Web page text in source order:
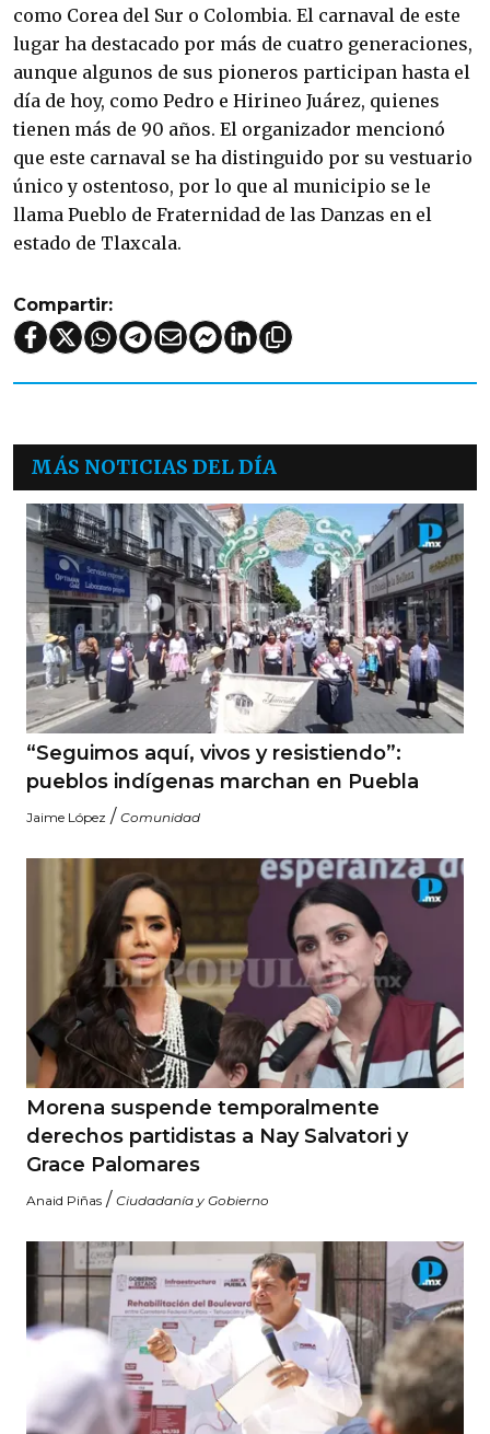
como Corea del Sur o Colombia. El carnaval de este
lugar ha destacado por más de cuatro generaciones,
aunque algunos de sus pioneros participan hasta el
día de hoy, como Pedro e Hirineo Juárez, quienes
tienen más de 90 años. El organizador mencionó
que este carnaval se ha distinguido por su vestuario
único y ostentoso, por lo que al municipio se le
llama Pueblo de Fraternidad de las Danzas en el
estado de Tlaxcala.
Compartir:
MÁS NOTICIAS DEL DÍA
“Seguimos aquí, vivos y resistiendo”:
pueblos indígenas marchan en Puebla
Jaime López / Comunidad
Morena suspende temporalmente
derechos partidistas a Nay Salvatori y
Grace Palomares
Anaid Piñas / Ciudadanía y Gobierno